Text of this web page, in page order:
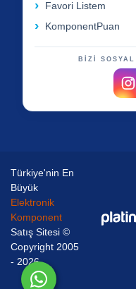
Favori Listem
KomponentPuan
BİZİ
Türkiye'nin En
Büyük
Elektronik
Komponent
Satış Sitesi ©
Copyright 2005
- 2026